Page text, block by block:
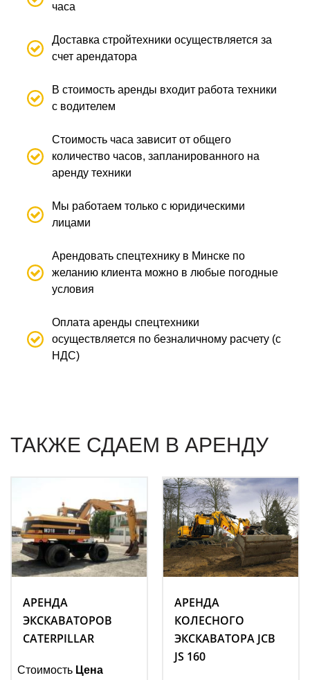
часа
Доставка стройтехники осуществляется за
счет арендатора
В стоимость аренды входит работа техники
с водителем
Стоимость часа зависит от общего
количество часов, запланированного на
аренду техники
Мы работаем только с юридическими
лицами
Арендовать спецтехнику в Минске по
желанию клиента можно в любые погодные
условия
Оплата аренды спецтехники
осуществляется по безналичному расчету (с
НДС)
ТАКЖЕ СДАЕМ В АРЕНДУ
АРЕНДА
ЭКСКАВАТОРОВ
CATERPILLAR
Стоимость Цена
АРЕНДА
КОЛЕСНОГО
ЭКСКАВАТОРА JCB
JS 160